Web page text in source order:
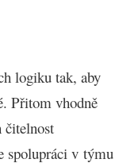
logiku tak, aby
Přitom vhodně
čitelnost
spolupráci v týmu